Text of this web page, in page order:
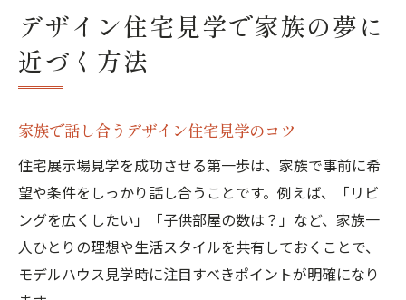
デザイン住宅見学で家族の夢に
近づく方法
家族で話し合うデザイン住宅見学のコツ
住宅展示場見学を成功させる第一歩は、家族で事前に希
望や条件をしっかり話し合うことです。例えば、「リビ
ングを広くしたい」「子供部屋の数は？」など、家族一
人ひとりの理想や生活スタイルを共有しておくことで、
モデルハウス見学時に注目すべきポイントが明確になり